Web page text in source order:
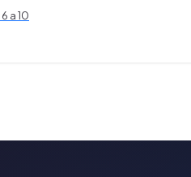
6 a 10